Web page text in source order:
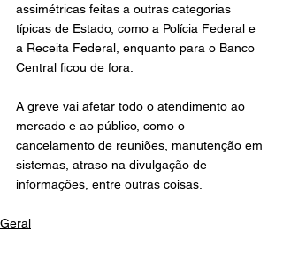
assimétricas feitas a outras categorias
típicas de Estado, como a Polícia Federal e
a Receita Federal, enquanto para o Banco
Central ficou de fora.⁠
A greve vai afetar todo o atendimento ao
mercado e ao público, como o
cancelamento de reuniões, manutenção em
sistemas, atraso na divulgação de
informações, entre outras coisas.⁠
Geral